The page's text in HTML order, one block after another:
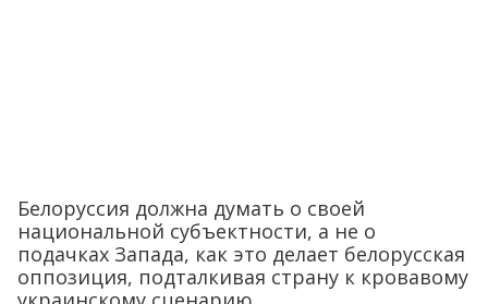
Белоруссия должна думать о своей
национальной субъектности, а не о
подачках Запада, как это делает белорусская
оппозиция, подталкивая страну к кровавому